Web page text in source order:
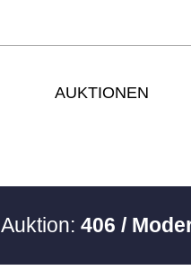
AUKTIONEN
Auktion:406 /